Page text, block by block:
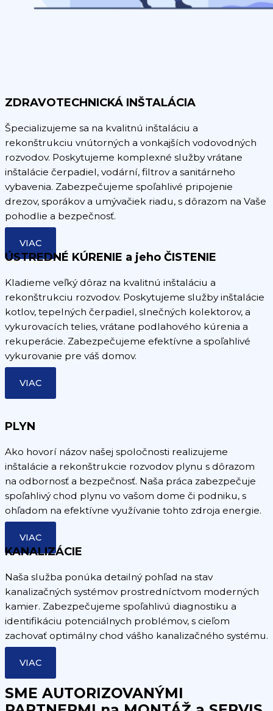
ZDRAVOTECHNICKÁ INŠTALÁCIA
Špecializujeme sa na kvalitnú inštaláciu a
rekonštrukciu vnútorných a vonkajších vodovodných
rozvodov. Poskytujeme komplexné služby vrátane
inštalácie čerpadiel, vodární, filtrov a sanitárneho
vybavenia. Zabezpečujeme spoľahlivé pripojenie
drezov, sporákov a umývačiek riadu, s dôrazom na Vaše
pohodlie a bezpečnosť.
VIAC
ÚSTREDNÉ KÚRENIE a jeho ČISTENIE
Kladieme veľký dôraz na kvalitnú inštaláciu a
rekonštrukciu rozvodov. Poskytujeme služby inštalácie
kotlov, tepelných čerpadiel, slnečných kolektorov, a
vykurovacích telies, vrátane podlahového kúrenia a
rekuperácie. Zabezpečujeme efektívne a spoľahlivé
vykurovanie pre váš domov.
VIAC
PLYN
Ako hovorí názov našej spoločnosti realizujeme
inštalácie a rekonštrukcie rozvodov plynu s dôrazom
na odbornosť a bezpečnosť. Naša práca zabezpečuje
spoľahlivý chod plynu vo vašom dome či podniku, s
ohľadom na efektívne využívanie tohto zdroja energie.
VIAC
KANALIZÁCIE
Naša služba ponúka detailný pohľad na stav
kanalizačných systémov prostredníctvom moderných
kamier. Zabezpečujeme spoľahlivú diagnostiku a
identifikáciu potenciálnych problémov, s cieľom
zachovať optimálny chod vášho kanalizačného systému.
VIAC
SME AUTORIZOVANÝMI